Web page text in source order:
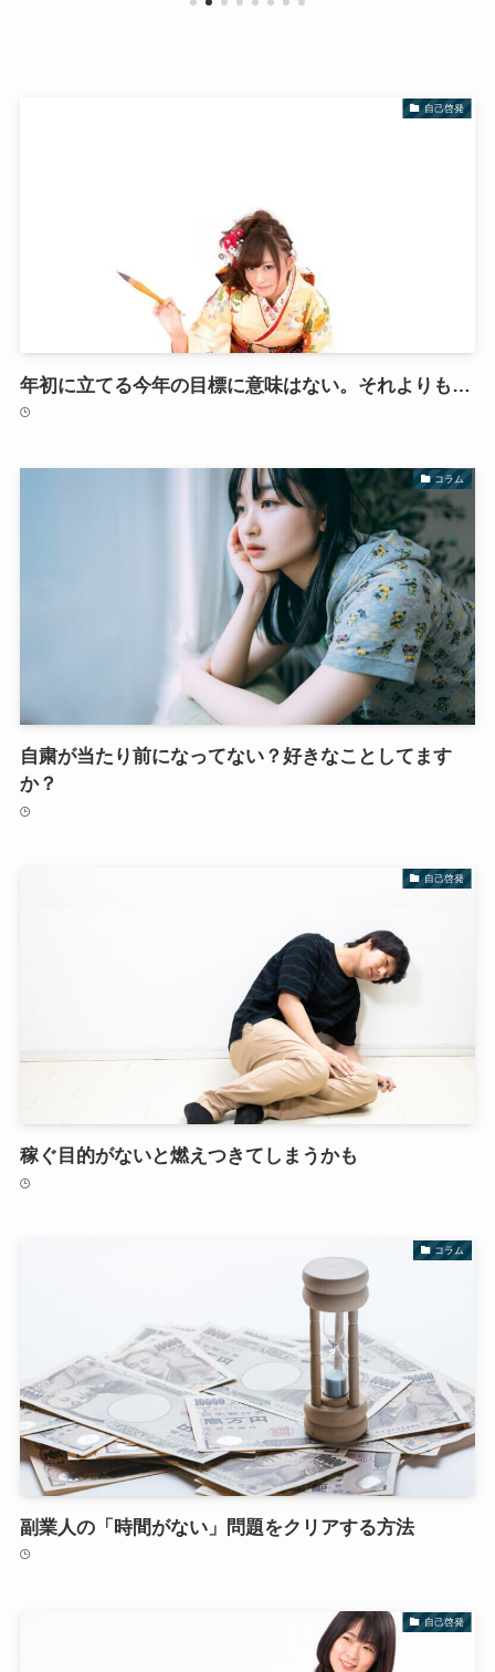
自己啓発
年初に立てる今年の目標に意味はない。それよりも…
コラム
自粛が当たり前になってない？好きなことしてます
か？
自己啓発
稼ぐ目的がないと燃えつきてしまうかも
コラム
副業人の「時間がない」問題をクリアする方法
自己啓発